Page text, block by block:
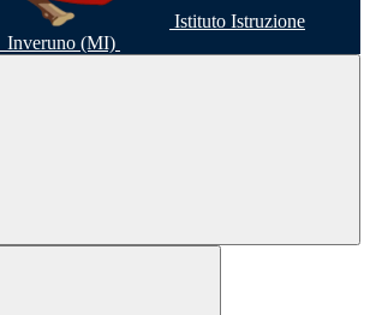
Istituto Istruzione
Inveruno (MI)